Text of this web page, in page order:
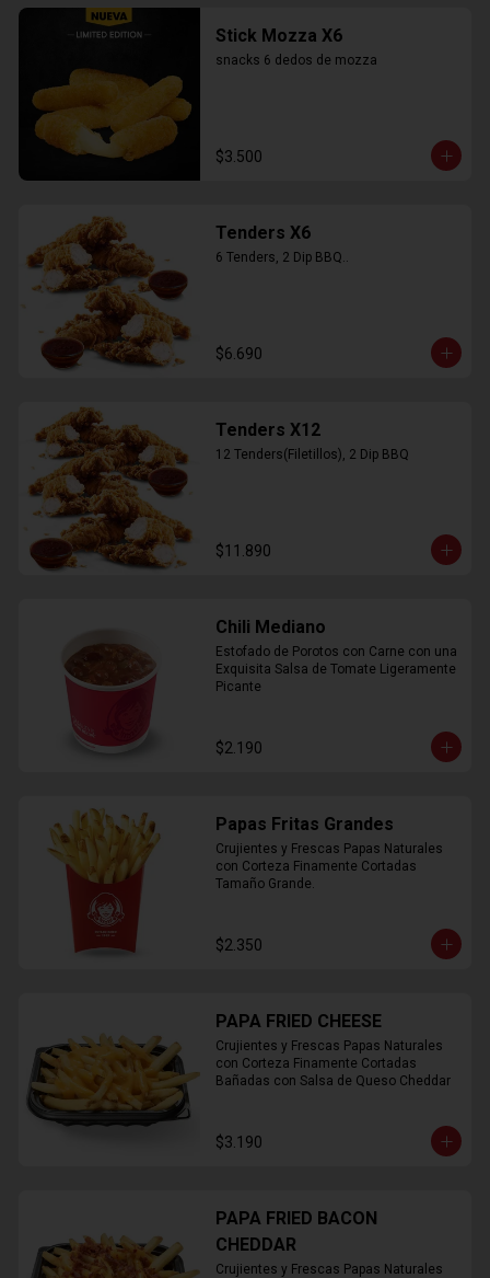
Stick Mozza X6
snacks 6 dedos de mozza
$3.500
Tenders X6
6 Tenders, 2 Dip BBQ..
$6.690
Tenders X12
12 Tenders(Filetillos), 2 Dip BBQ
$11.890
Chili Mediano
Estofado de Porotos con Carne con una
Exquisita Salsa de Tomate Ligeramente
Picante
$2.190
Papas Fritas Grandes
Crujientes y Frescas Papas Naturales
con Corteza Finamente Cortadas
Tamaño Grande.
$2.350
PAPA FRIED CHEESE
Crujientes y Frescas Papas Naturales
con Corteza Finamente Cortadas
Bañadas con Salsa de Queso Cheddar
$3.190
PAPA FRIED BACON
CHEDDAR
Crujientes y Frescas Papas Naturales